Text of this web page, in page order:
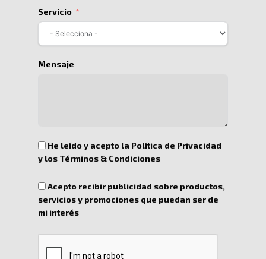
Servicio
Mensaje
He leído y acepto la Política de Privacidad
y los Términos & Condiciones
Acepto recibir publicidad sobre productos,
servicios y promociones que puedan ser de
mi interés
Inicio
Nosotros
Políticas